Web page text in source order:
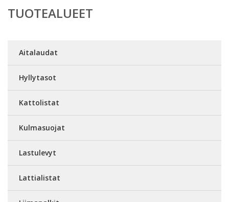
TUOTEALUEET
Aitalaudat
Hyllytasot
Kattolistat
Kulmasuojat
Lastulevyt
Lattialistat